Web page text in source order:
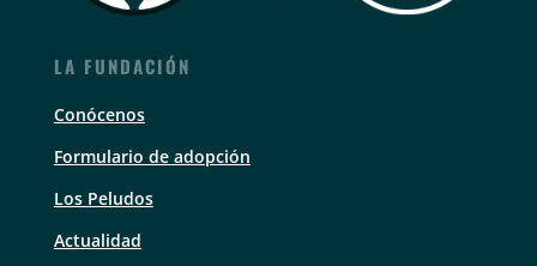
LA FUNDACIÓN
Conócenos
Formulario de adopción
Los Peludos
Actualidad